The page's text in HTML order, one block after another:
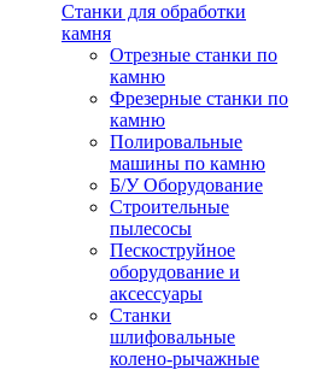
Станки для обработки
камня
Отрезные станки по
камню
Фрезерные станки по
камню
Полировальные
машины по камню
Б/У Оборудование
Строительные
пылесосы
Пескоструйное
оборудование и
аксессуары
Станки
шлифовальные
колено-рычажные